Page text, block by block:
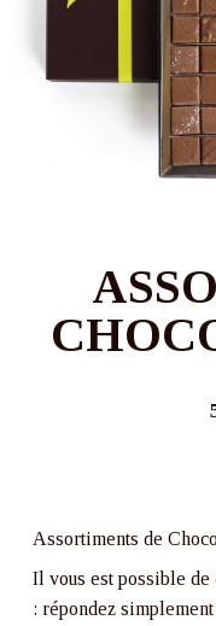
Assortiments de
Il vous est possible de
: répondez